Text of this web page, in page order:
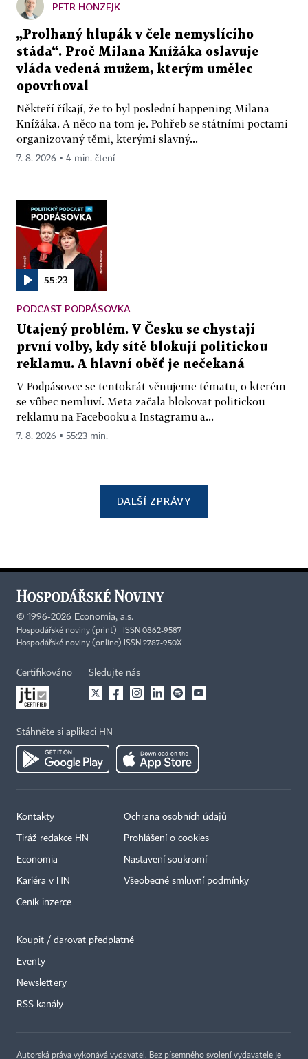
PETR HONZEJK
„Prolhaný hlupák v čele nemyslícího
stáda“. Proč Milana Knížáka oslavuje
vláda vedená mužem, kterým umělec
opovrhoval
Někteří říkají, že to byl poslední happening Milana
Knížáka. A něco na tom je. Pohřeb se státními poctami
organizovaný těmi, kterými slavný...
7. 8. 2026 ▪ 4 min. čtení
55:23
PODCAST PODPÁSOVKA
Utajený problém. V Česku se chystají
první volby, kdy sítě blokují politickou
reklamu. A hlavní oběť je nečekaná
V Podpásovce se tentokrát věnujeme tématu, o kterém
se vůbec nemluví. Meta začala blokovat politickou
reklamu na Facebooku a Instagramu a...
7. 8. 2026 ▪ 55:23 min.
DALŠÍ ZPRÁVY
© 1996-2026 Economia, a.s.
Hospodářské noviny (print) ISSN 0862-9587
Hospodářské noviny (online) ISSN 2787-950X
Certifikováno Sledujte nás
Stáhněte si aplikaci HN
Kontakty
Tiráž redakce HN
Economia
Kariéra v HN
Ceník inzerce
Ochrana osobních údajů
Prohlášení o cookies
Nastavení soukromí
Všeobecné smluvní podmínky
Koupit / darovat předplatné
Eventy
Newslettery
RSS kanály
Autorská práva vykonává vydavatel. Bez písemného svolení vydavatele je